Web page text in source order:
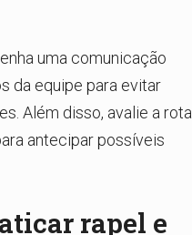
uma comunicação
da equipe para evitar
Além disso, avalie a rota
antecipar possíveis
rapel e